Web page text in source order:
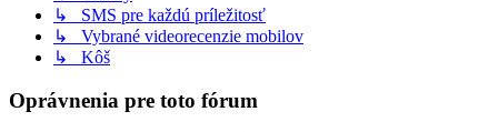
↳ SMS pre každú príležitosť
↳ Vybrané videorecenzie mobilov
↳ Kôš
Oprávnenia pre toto fórum